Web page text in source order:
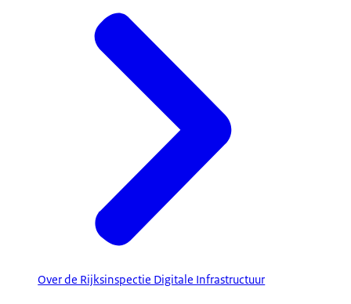
Over de Rijksinspectie Digitale Infrastructuur